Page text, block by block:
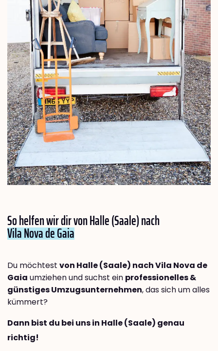
So helfen wir dir von Halle (Saale) nach
Vila Nova de Gaia
Du möchtest von Halle (Saale) nach Vila Nova de
Gaia umziehen und suchst ein professionelles &
günstiges Umzugsunternehmen, das sich um alles
kümmert?
Dann bist du bei uns in Halle (Saale) genau
richtig!